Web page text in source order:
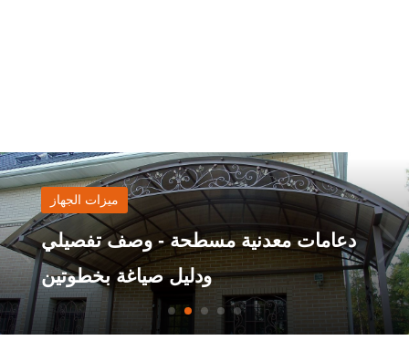
ميزات الجهاز
دعامات معدنية مسطحة - وصف تفصيلي
ودليل صياغة بخطوتين